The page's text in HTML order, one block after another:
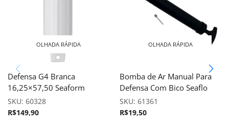
OLHADA RÁPIDA
Defensa G4 Branca
16,25×57,50 Seaform
SKU: 60328
R$149,90
OLHADA RÁPIDA
Bomba de Ar Manual Para
Defensa Com Bico Seaflo
SKU: 61361
R$19,50